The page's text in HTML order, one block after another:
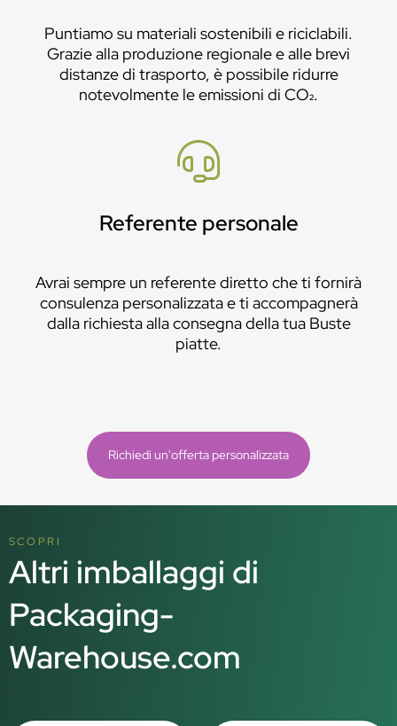
Puntiamo su materiali sostenibili e riciclabili.
Grazie alla produzione regionale e alle brevi
distanze di trasporto, è possibile ridurre
notevolmente le emissioni di CO₂.
Referente personale
Avrai sempre un referente diretto che ti fornirà
consulenza personalizzata e ti accompagnerà
dalla richiesta alla consegna della tua Buste
piatte.
Richiedi un'offerta personalizzata
SCOPRI
Altri imballaggi di
Packaging-
Warehouse.com